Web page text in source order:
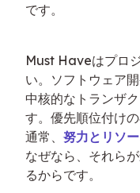
です。
Must Haveはプロ
い。ソフトウェア
中核的なトランザ
す。優先順位付け
通常、努力とリソ
なぜなら、それら
るからです。